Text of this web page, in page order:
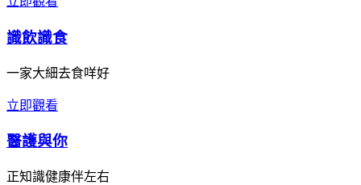
識飲識食
一家大細去食咩好
立即觀看
醫護與你
正知識健康伴左右